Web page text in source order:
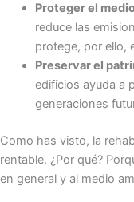
Proteger el
reduce las
protege, por ello,
Preservar el
edificios ayuda a
generaciones
Como has visto, la
rentable. ¿Por qué?
en general y al medio